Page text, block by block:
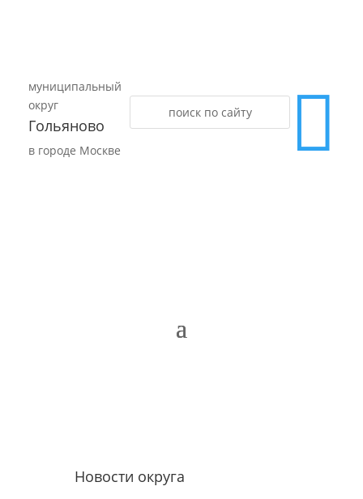
муниципальный
округ
Гольяново
в городе Москве 
Новости округа